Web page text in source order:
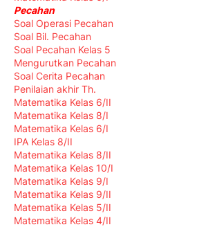
Pecahan
Soal Operasi Pecahan
Soal Bil. Pecahan
Soal Pecahan Kelas 5
Mengurutkan Pecahan
Soal Cerita Pecahan
Penilaian akhir Th.
Matematika Kelas 6/II
Matematika Kelas 8/I
Matematika Kelas 6/I
IPA Kelas 8/II
Matematika Kelas 8/II
Matematika Kelas 10/I
Matematika Kelas 9/I
Matematika Kelas 9/II
Matematika Kelas 5/II
Matematika Kelas 4/II